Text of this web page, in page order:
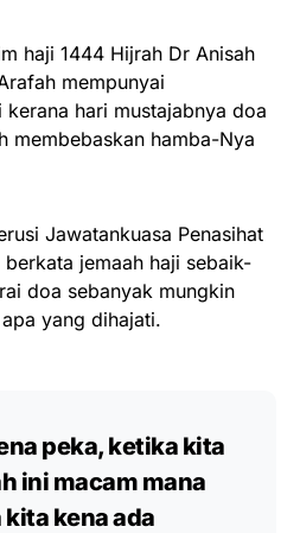
haji 1444 Hijrah Dr Anisah
mempunyai
hari mustajabnya doa
membebaskan hamba-Nya
Jawatankuasa Penasihat
jemaah haji sebaik-
doa sebanyak mungkin
yang dihajati.
peka, ketika kita
ini macam mana
kena ada